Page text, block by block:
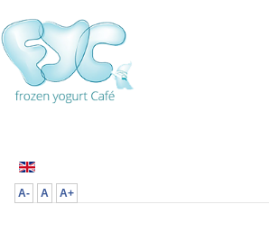
A- A A+